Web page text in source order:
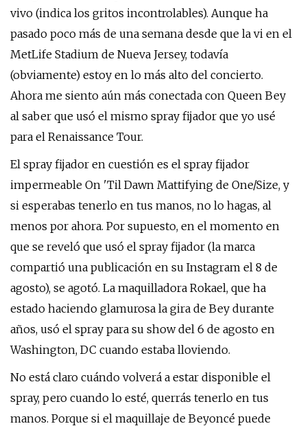
vivo (indica los gritos incontrolables). Aunque ha
pasado poco más de una semana desde que la vi en el
MetLife Stadium de Nueva Jersey, todavía
(obviamente) estoy en lo más alto del concierto.
Ahora me siento aún más conectada con Queen Bey
al saber que usó el mismo spray fijador que yo usé
para el Renaissance Tour.
El spray fijador en cuestión es el spray fijador
impermeable On 'Til Dawn Mattifying de One/Size, y
si esperabas tenerlo en tus manos, no lo hagas, al
menos por ahora. Por supuesto, en el momento en
que se reveló que usó el spray fijador (la marca
compartió una publicación en su Instagram el 8 de
agosto), se agotó. La maquilladora Rokael, que ha
estado haciendo glamurosa la gira de Bey durante
años, usó el spray para su show del 6 de agosto en
Washington, DC cuando estaba lloviendo.
No está claro cuándo volverá a estar disponible el
spray, pero cuando lo esté, querrás tenerlo en tus
manos. Porque si el maquillaje de Beyoncé puede